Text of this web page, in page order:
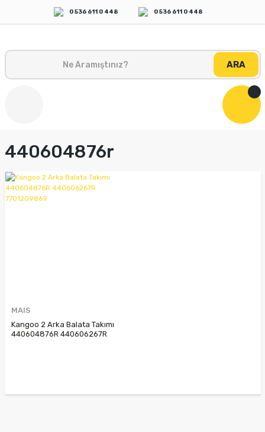
0 536 611 0 448 0 536 611 0 448
ARA
440604876r
MAIS
Kangoo 2 Arka Balata Takımı
440604876R 440606267R